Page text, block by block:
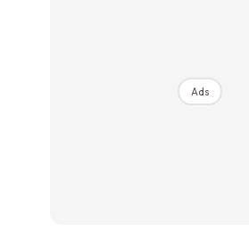
Login|Register
Ads